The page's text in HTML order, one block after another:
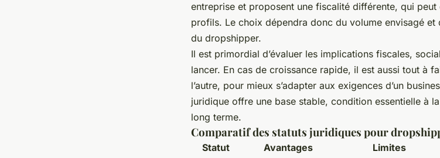
entreprise et proposent une fiscalité différente, qui peut
profils. Le choix dépendra donc du volume envisagé
du dropshipper.
Il est primordial d’évaluer les implications fiscales,
lancer. En cas de croissance rapide, il est aussi tout à
l’autre, pour mieux s’adapter aux exigences d’un
juridique offre une base stable, condition essentielle à
long terme.
Comparatif des statuts juridiques pour
Statut Avantages Limites